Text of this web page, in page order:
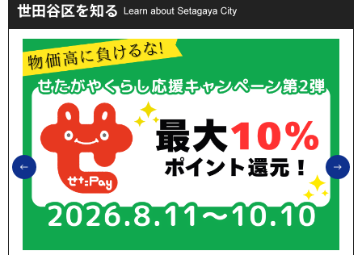
世田谷区を知る
前のスライドを表示